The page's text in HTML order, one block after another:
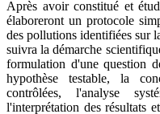
Après avoir constitué et
élaboreront un protocole
des pollutions identifiées sur
suivra la démarche
formulation d'une question
hypothèse testable, la
contrôlées, l'analyse
l'interprétation des résultats